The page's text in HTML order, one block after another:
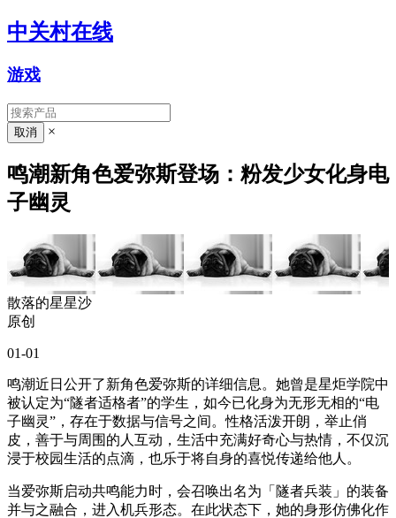
中关村在线
游戏
×
鸣潮新角色爱弥斯登场：粉发少女化身电
子幽灵
散落的星星沙
原创
01-01
鸣潮近日公开了新角色爱弥斯的详细信息。她曾是星炬学院中
被认定为“隧者适格者”的学生，如今已化身为无形无相的“电
子幽灵”，存在于数据与信号之间。性格活泼开朗，举止俏
皮，善于与周围的人互动，生活中充满好奇心与热情，不仅沉
浸于校园生活的点滴，也乐于将自身的喜悦传递给他人。
当爱弥斯启动共鸣能力时，会召唤出名为「隧者兵装」的装备
并与之融合，进入机兵形态。在此状态下，她的身形仿佛化作